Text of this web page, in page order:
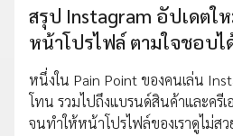
สรุป Instagram อัปเดตใ
หน้าโปรไฟล์ ตามใจชอบไ
หนึ่งใน Pain Point ของคนเล่น
โทน รวมไปถึงแบรนด์สินค้าและครีเ
จนทำให้หน้าโปรไฟล์ของเราดูไม่สว